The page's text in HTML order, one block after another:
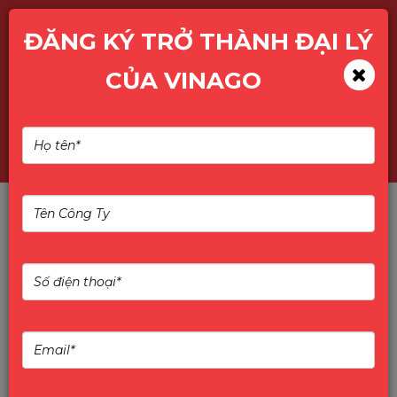
Giới thiệu
ZHITAI - YMTC – Công nghệ
lưu trữ NAND thế hệ mới
SSD ZHITAI: Đột Phá
ĐĂNG KÝ TRỞ THÀNH ĐẠI LÝ
CỦA VINAGO